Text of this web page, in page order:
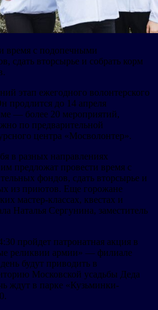
время с подопечными
сдать вторсырье и собрать корм
этап ежегодного волонтерского
продлится до 14 апреля
— более 20 мероприятий,
по предварительной
центра «Мосволонтер».
в разных направлениях
предложат провести время с
фондов, сдать вторсырье и
из приютов. Еще горожане
мастер-классах, квестах и
Наталья Сергунина, заместитель
пройдет патронатная акция в
реликвии армии» — филиале
будут приводить в
Московской усадьбы Деда
ждут в парке «Кузьминки-